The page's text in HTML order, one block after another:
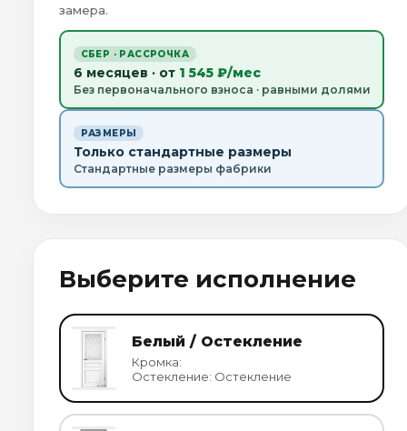
замера.
СБЕР · РАССРОЧКА
6 месяцев · от 1 545 ₽/мес
Без первоначального взноса · равными долями
РАЗМЕРЫ
Только стандартные размеры
Стандартные размеры фабрики
Выберите исполнение
Белый / Остекление
Кромка:
Остекление: Остекление